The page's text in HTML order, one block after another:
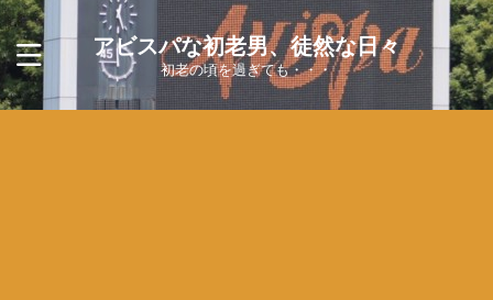
アビスパな初老男、徒然な日々
初老の頃を過ぎても・・・